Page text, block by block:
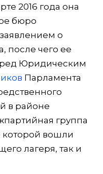
2016 года она
бюро
о
после чего ее
Юридическим
Парламента
в районе
группа
которой вошли
лагеря, так и